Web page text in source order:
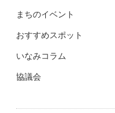
まちのイベント
おすすめスポット
いなみコラム
協議会